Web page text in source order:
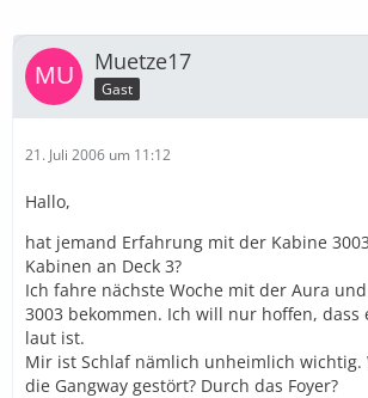
Muetze17
Gast
21. Juli 2006 um 11:12
Hallo,
hat jemand Erfahrung mit der Kabine
Kabinen an Deck 3?
Ich fahre nächste Woche mit der Aura
3003 bekommen. Ich will nur hoffen, dass
laut ist.
Mir ist Schlaf nämlich unheimlich
die Gangway gestört? Durch das Foyer?